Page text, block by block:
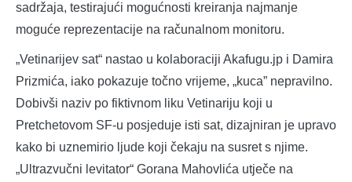
sadržaja, testirajući mogućnosti kreiranja najmanje
moguće reprezentacije na računalnom monitoru.
„Vetinarijev sat“ nastao u kolaboraciji Akafugu.jp i Damira
Prizmića, iako pokazuje točno vrijeme, „kuca” nepravilno.
Dobivši naziv po fiktivnom liku Vetinariju koji u
Pretchetovom SF-u posjeduje isti sat, dizajniran je upravo
kako bi uznemirio ljude koji čekaju na susret s njime.
„Ultrazvučni levitator“ Gorana Mahovlića utječe na